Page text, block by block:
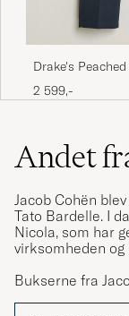
Drake's
Chino Navy
2 599,-
Andet
Jacob Cohën
Tato Bardelle. I
Nicola, som har
virksomheden
Bukserne fra